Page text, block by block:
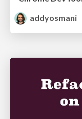
addyosmani